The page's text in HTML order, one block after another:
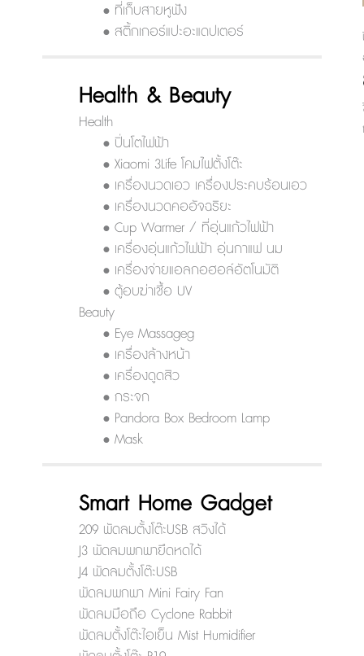
• ที่เก็บสายหูฟัง
• สติ้กเกอร์แปะอะแดปเตอร์
Health & Beauty
Health
• ปิ่นโตไฟฟ้า
• Xiaomi 3Life โคมไฟตั้งโต๊ะ
• เครื่องนวดเอว เครื่องประคบร้อนเอว
• เครื่องนวดคออัจฉริยะ
• Cup Warmer / ที่อุ่นแก้วไฟฟ้า
• เครื่องอุ่นแก้วไฟฟ้า อุ่นกาแฟ นม
• เครื่องจ่ายแอลกอฮอล์อัตโนมัติ
• ตู้อบฆ่าเชื้อ UV
Beauty
• Eye Massageg
• เครื่องล้างหน้า
• เครื่องดูดสิว
• กระจก
• Pandora Box Bedroom Lamp
• Mask
Smart Home Gadget
209 พัดลมตั้งโต๊ะUSB สวิงได้
J3 พัดลมพกพายืดหดได้
J4 พัดลมตั้งโต๊ะUSB
พัดลมพกพา Mini Fairy Fan
พัดลมมือถือ Cyclone Rabbit
พัดลมตั้งโต๊ะไอเย็น Mist Humidifier